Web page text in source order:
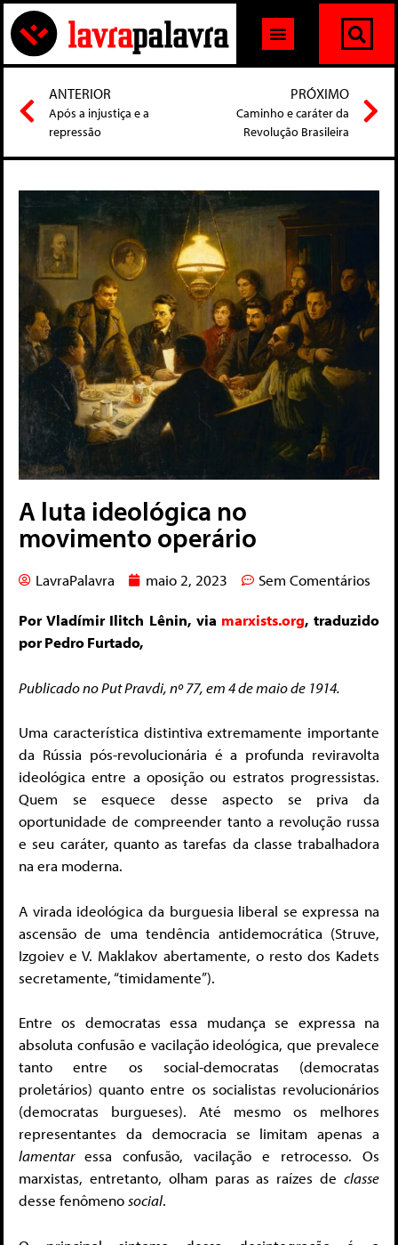
ANTERIOR
Após a injustiça e a
repressão
PRÓXIMO
Caminho e caráter da
Revolução Brasileira
A luta ideológica no
movimento operário
LavraPalavra maio 2, 2023 Sem Comentários
Por Vladímir Ilitch Lênin, via marxists.org, traduzido
por Pedro Furtado,
Publicado noPut Pravdi, nº 77, em 4 de maio de 1914.
Uma característica distintiva extremamente importante
da Rússia pós-revolucionária é a profunda reviravolta
ideológica entre a oposição ou estratos progressistas.
Quem se esquece desse aspecto se priva da
oportunidade de compreender tanto a revolução russa
e seu caráter, quanto as tarefas da classe trabalhadora
na era moderna.
A virada ideológica da burguesia liberal se expressa na
ascensão de uma tendência antidemocrática (Struve,
Izgoiev e V. Maklakov abertamente, o resto dos Kadets
secretamente, “timidamente”).
Entre os democratas essa mudança se expressa na
absoluta confusão e vacilação ideológica, que prevalece
tanto entre os social-democratas (democratas
proletários) quanto entre os socialistas revolucionários
(democratas burgueses). Até mesmo os melhores
representantes da democracia se limitam apenas a
lamentar essa confusão, vacilação e retrocesso. Os
marxistas, entretanto, olham paras as raízes de classe
desse fenômenosocial.